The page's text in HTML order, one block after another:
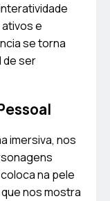
e
se torna
de ser
imersiva, nos
na pele
nos mostra